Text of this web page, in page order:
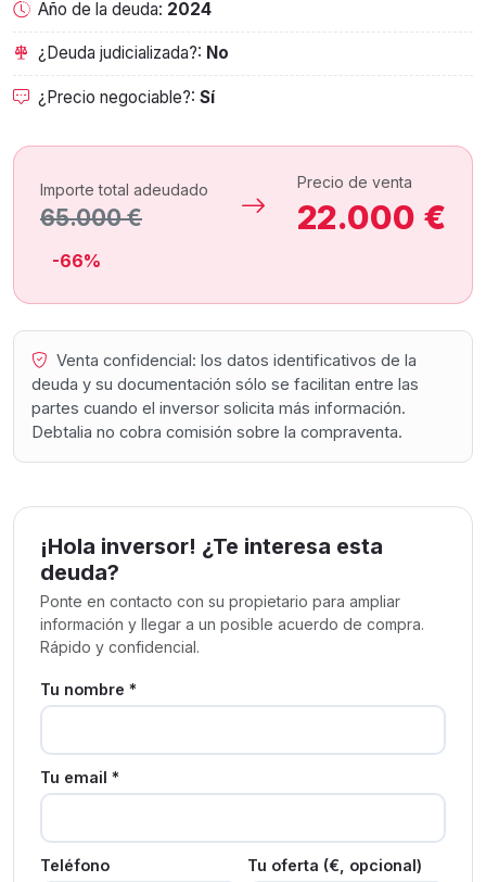
Año de la deuda: 2024
¿Deuda judicializada?: No
¿Precio negociable?: Sí
Importe total adeudado
65.000 €
Precio de venta
22.000 €
-66%
Venta confidencial: los datos identificativos de la
deuda y su documentación sólo se facilitan entre las
partes cuando el inversor solicita más información.
Debtalia no cobra comisión sobre la compraventa.
¡Hola inversor! ¿Te interesa esta
deuda?
Ponte en contacto con su propietario para ampliar
información y llegar a un posible acuerdo de compra.
Rápido y confidencial.
Tu nombre *
Tu email *
Teléfono Tu oferta (€, opcional)